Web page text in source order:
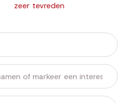
zeer tevreden